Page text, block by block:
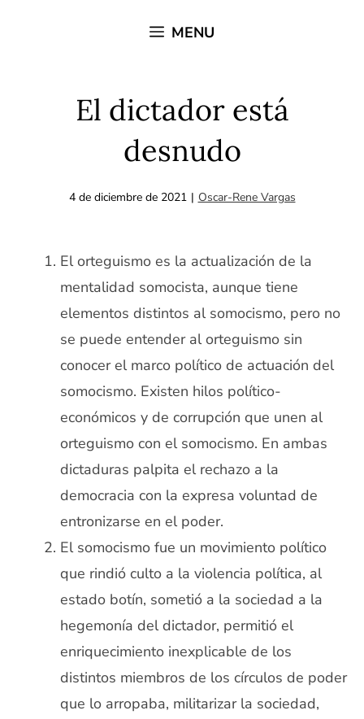
MENU
El dictador está
desnudo
4 de diciembre de 2021 | Oscar-Rene Vargas
El orteguismo es la actualización de la
mentalidad somocista, aunque tiene
elementos distintos al somocismo, pero no
se puede entender al orteguismo sin
conocer el marco político de actuación del
somocismo. Existen hilos político-
económicos y de corrupción que unen al
orteguismo con el somocismo. En ambas
dictaduras palpita el rechazo a la
democracia con la expresa voluntad de
entronizarse en el poder.
El somocismo fue un movimiento político
que rindió culto a la violencia política, al
estado botín, sometió a la sociedad a la
hegemonía del dictador, permitió el
enriquecimiento inexplicable de los
distintos miembros de los círculos de poder
que lo arropaba, militarizar la sociedad,